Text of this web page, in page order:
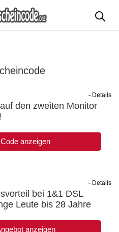
den zweiten Monitor
Code anzeigen
- Details
bei 1&1 DSL
Leute bis 28 Jahre
anzeigen
- Details